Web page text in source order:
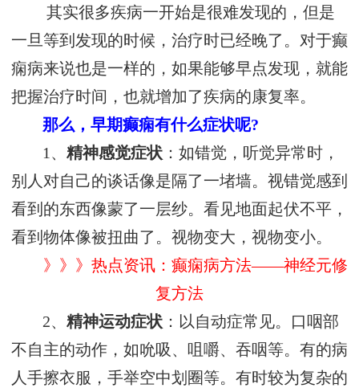
其实很多疾病一开始是很难发现的，但是
一旦等到发现的时候，治疗时已经晚了。对于癫
痫病来说也是一样的，如果能够早点发现，就能
把握治疗时间，也就增加了疾病的康复率。
那么，早期癫痫有什么症状呢?
1、精神感觉症状 ：如错觉，听觉异常时，
别人对自己的谈话像是隔了一堵墙。视错觉感到
看到的东西像蒙了一层纱。看见地面起伏不平，
看到物体像被扭曲了。视物变大，视物变小。
》》》热点资讯：癫痫病方法——神经元修
复方法
2、精神运动症状 ：以自动症常见。口咽部
不自主的动作，如吮吸、咀嚼、吞咽等。有的病
人手擦衣服，手举空中划圈等。有时较为复杂的